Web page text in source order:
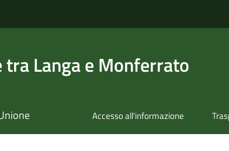
Langa e Monferrato
Accesso all'informazione